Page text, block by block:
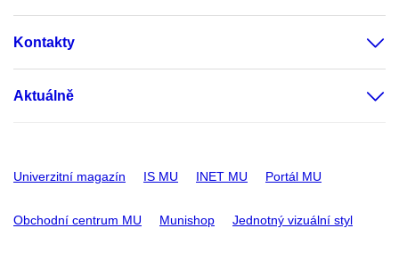
Kontakty
Aktuálně
Univerzitní magazín IS MU INET MU Portál MU
Obchodní centrum MU Munishop Jednotný vizuální styl